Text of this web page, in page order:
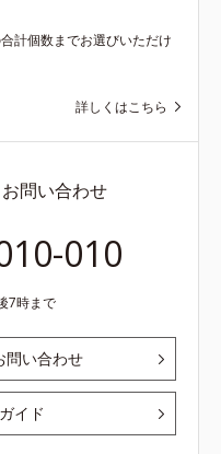
計個数までお選びいただけ
詳しくはこちら
問い合わせ
010
7時まで
問い合わせ
イド